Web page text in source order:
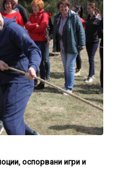
оспорвани игри и